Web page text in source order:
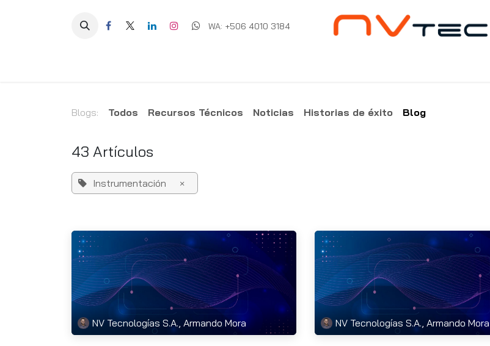
WA: +506 4010 3184
Blogs: Todos Recursos Técnicos Noticias Historias de éxito Blog
43 Artículos
Instrumentación ×
NV Tecnologías S.A., Armando Mora NV Tecnologías S.A., Armando Mora